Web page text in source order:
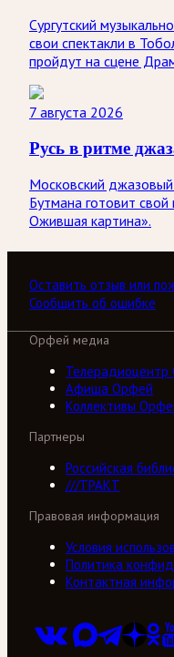
Сургутский
свои спектакли в
пройдут на сцене
7 августа 2026
Русь в ритме
Московский
Бутмана готовит
Ожившая картина».
Оставить отзыв или
Сообщить об ошибке
Орфей медиа
Афиша Орфей
Коллективы
Партнеры
Российская
///ТРАКТ
Правовая информация
Условия
Политика
Контактная